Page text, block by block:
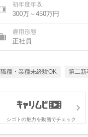
初年度年収
300万～450万円
雇用形態
正社員
職種・業種未経験OK 第二新
シゴトの魅力を動画でチェック